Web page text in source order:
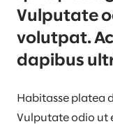
Vulputate
volutpat.
dapibus
Habitasse platea
Vulputate odio ut